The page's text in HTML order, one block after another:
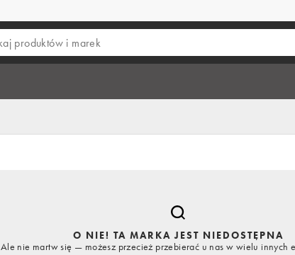
O NIE! TA MARKA JEST NIEDOSTĘPNA
Ale nie martw się — możesz przecież przebierać u nas w wielu innych